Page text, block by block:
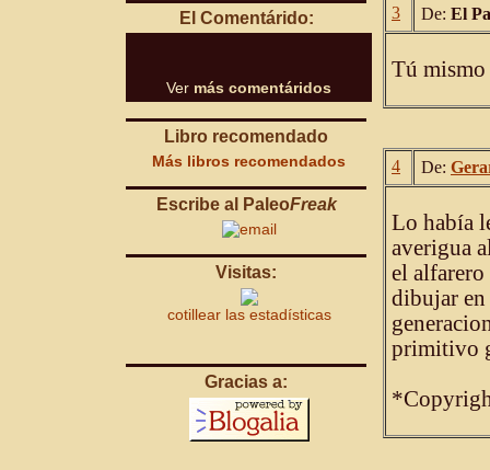
El Comentárido:
Ver más comentáridos
Libro recomendado
Más libros recomendados
Escribe al PaleoFreak
Visitas:
cotillear las estadísticas
Gracias a:
3 De: El
Tú
4 De:
Lo había
averigua
el alfarero
dibujar en
primitivo